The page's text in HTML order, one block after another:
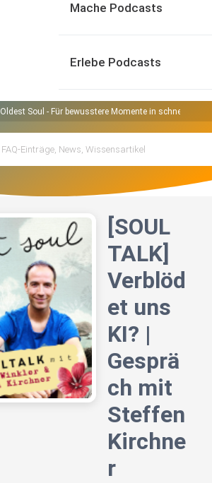
Mache Podcasts
Erlebe Podcasts
Oldest Soul - Für bewusstere Momente in
[SOUL
TALK]
Verblöd
et uns
KI? |
Gesprä
ch mit
Steffen
Kirchne
r